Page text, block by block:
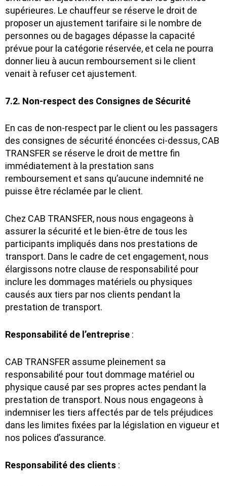
supérieures. Le chauffeur se réserve le droit de
proposer un ajustement tarifaire si le nombre de
personnes ou de bagages dépasse la capacité
prévue pour la catégorie réservée, et cela ne pourra
donner lieu à aucun remboursement si le client
venait à refuser cet ajustement.
7.2. Non-respect des Consignes de Sécurité
En cas de non-respect par le client ou les passagers
des consignes de sécurité énoncées ci-dessus, CAB
TRANSFER se réserve le droit de mettre fin
immédiatement à la prestation sans
remboursement et sans qu’aucune indemnité ne
puisse être réclamée par le client.
Chez CAB TRANSFER, nous nous engageons à
assurer la sécurité et le bien-être de tous les
participants impliqués dans nos prestations de
transport. Dans le cadre de cet engagement, nous
élargissons notre clause de responsabilité pour
inclure les dommages matériels ou physiques
causés aux tiers par nos clients pendant la
prestation de transport.
Responsabilité de l’entreprise :
CAB TRANSFER assume pleinement sa
responsabilité pour tout dommage matériel ou
physique causé par ses propres actes pendant la
prestation de transport. Nous nous engageons à
indemniser les tiers affectés par de tels préjudices
dans les limites fixées par la législation en vigueur et
nos polices d’assurance.
Responsabilité des clients :